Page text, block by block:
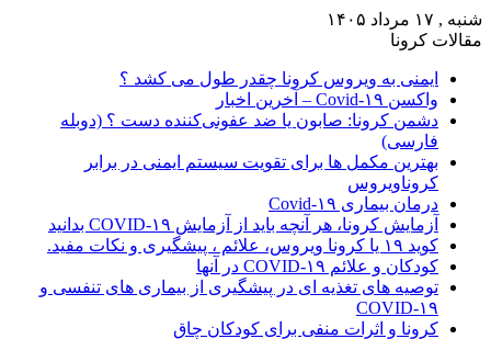
شنبه , ۱۷ مرداد ۱۴۰۵
مقالات کرونا
ایمنی به ویروس کرونا چقدر طول می کشد ؟
واکسن Covid-۱۹ – آخرین اخبار
دشمن کرونا: صابون یا ضد عفونی‌کننده دست ؟ (دوبله
فارسی)
بهترین مکمل ها برای تقویت سیستم ایمنی در برابر
کروناویروس
درمان بیماری Covid-۱۹
آزمایش کرونا، هر آنچه باید از آزمایش COVID-۱۹ بدانید
کوید ۱۹ یا کرونا ویروس، علائم ، پیشگیری و نکات مفید.
کودکان و علائم COVID-۱۹ در آنها
توصیه های تغذیه ای در پیشگیری از بیماری های تنفسی و
COVID-۱۹
کرونا و اثرات منفی برای کودکان چاق